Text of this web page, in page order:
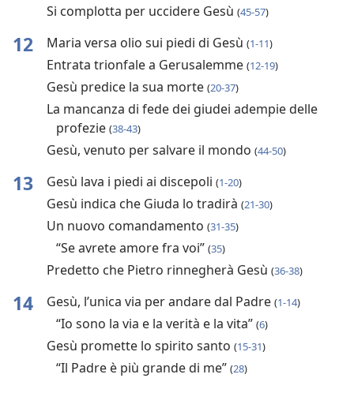
Si complotta per uccidere Gesù (45-57)
12 Maria versa olio sui piedi di Gesù (1-11)
Entrata trionfale a Gerusalemme (12-19)
Gesù predice la sua morte (20-37)
La mancanza di fede dei giudei adempie delle
profezie (38-43)
Gesù, venuto per salvare il mondo (44-50)
13 Gesù lava i piedi ai discepoli (1-20)
Gesù indica che Giuda lo tradirà (21-30)
Un nuovo comandamento (31-35)
“Se avrete amore fra voi” (35)
Predetto che Pietro rinnegherà Gesù (36-38)
14 Gesù, l’unica via per andare dal Padre (1-14)
“Io sono la via e la verità e la vita” (6)
Gesù promette lo spirito santo (15-31)
“Il Padre è più grande di me” (28)